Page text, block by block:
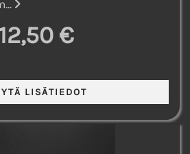
12,50 €